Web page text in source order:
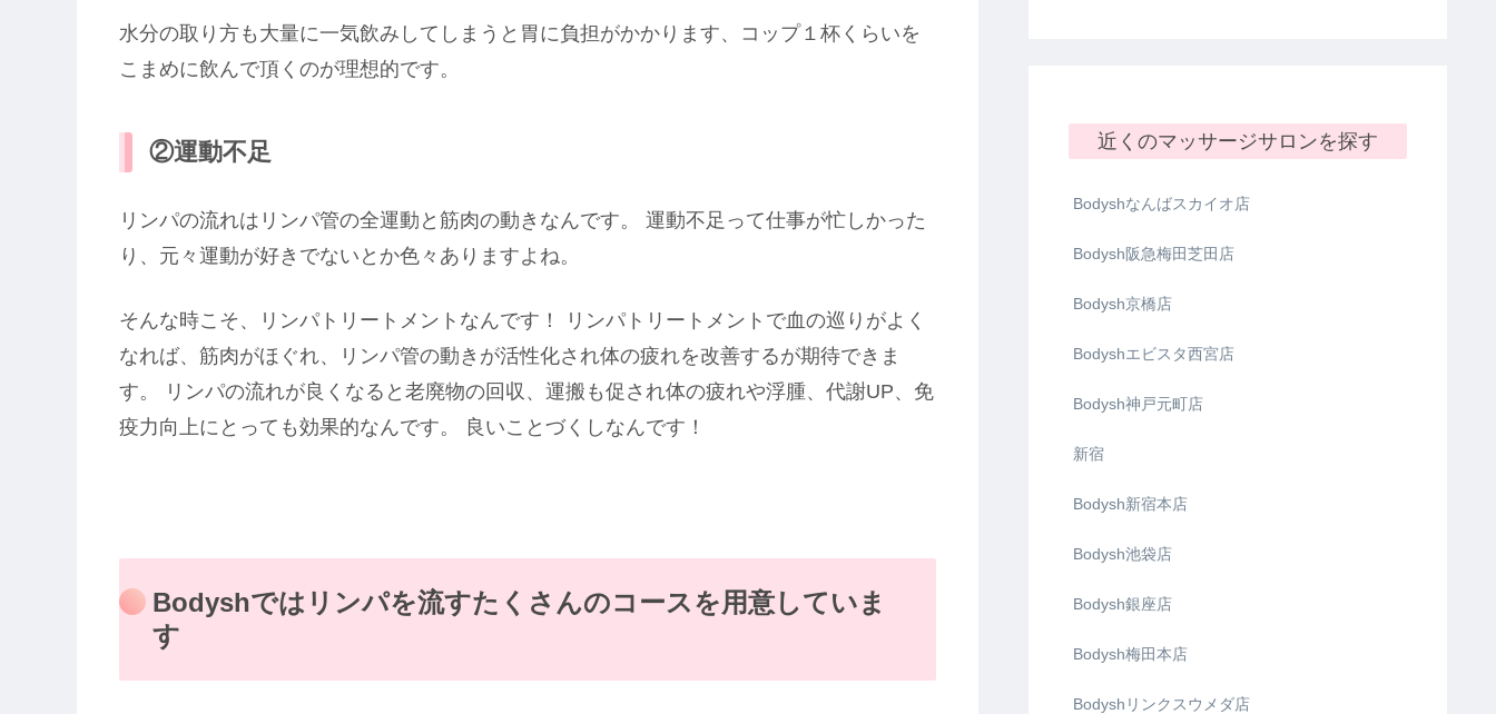
水分の取り方も大量に一気飲みしてしまうと胃に負担がかかります、コップ１杯くらいを
こまめに飲んで頂くのが理想的です。
②運動不足
リンパの流れはリンパ管の全運動と筋肉の動きなんです。 運動不足って仕事が忙しかった
り、元々運動が好きでないとか色々ありますよね。
そんな時こそ、リンパトリートメントなんです！ リンパトリートメントで血の巡りがよく
なれば、筋肉がほぐれ、リンパ管の動きが活性化され体の疲れを改善するが期待できま
す。 リンパの流れが良くなると老廃物の回収、運搬も促され体の疲れや浮腫、代謝UP、免
疫力向上にとっても効果的なんです。 良いことづくしなんです！
Bodyshではリンパを流すたくさんのコースを用意していま
す
近くのマッサージサロンを探す
Bodyshなんばスカイオ店
Bodysh阪急梅田芝田店
Bodysh京橋店
Bodyshエビスタ西宮店
Bodysh神戸元町店
新宿
Bodysh新宿本店
Bodysh池袋店
Bodysh銀座店
Bodysh梅田本店
Bodyshリンクスウメダ店